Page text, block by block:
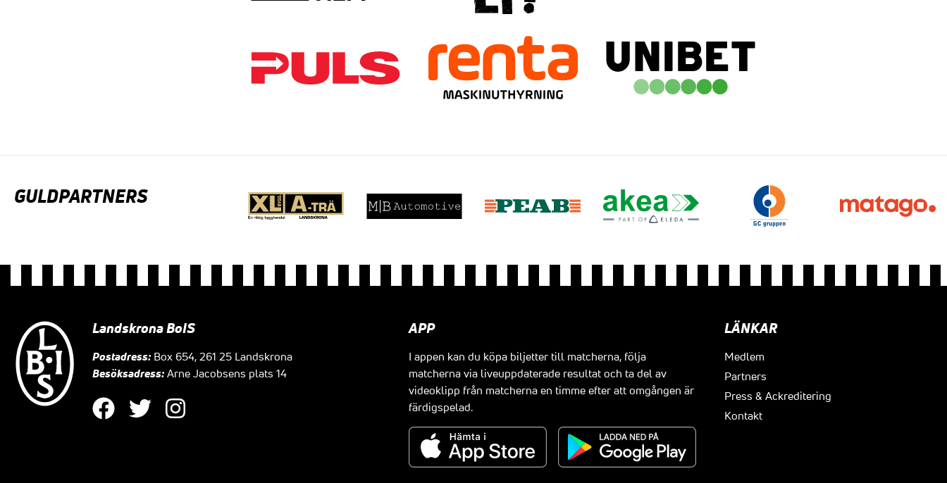
GULDPARTNERS
Landskrona BoIS
Postadress:Box 654, 261 25 Landskrona
Besöksadress:Arne Jacobsens plats 14
APP
I appen kan du köpa biljetter till matcherna, följa
matcherna via liveuppdaterade resultat och ta del av
videoklipp från matcherna en timme efter att omgången är
färdigspelad.
LÄNKAR
Medlem
Partners
Press & Ackreditering
Kontakt